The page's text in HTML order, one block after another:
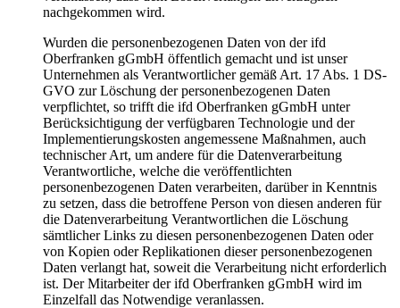
nachgekommen wird.
Wurden die personenbezogenen Daten von der ifd
Oberfranken gGmbH öffentlich gemacht und ist unser
Unternehmen als Verantwortlicher gemäß Art. 17 Abs. 1 DS-
GVO zur Löschung der personenbezogenen Daten
verpflichtet, so trifft die ifd Oberfranken gGmbH unter
Berücksichtigung der verfügbaren Technologie und der
Implementierungskosten angemessene Maßnahmen, auch
technischer Art, um andere für die Datenverarbeitung
Verantwortliche, welche die veröffentlichten
personenbezogenen Daten verarbeiten, darüber in Kenntnis
zu setzen, dass die betroffene Person von diesen anderen für
die Datenverarbeitung Verantwortlichen die Löschung
sämtlicher Links zu diesen personenbezogenen Daten oder
von Kopien oder Replikationen dieser personenbezogenen
Daten verlangt hat, soweit die Verarbeitung nicht erforderlich
ist. Der Mitarbeiter der ifd Oberfranken gGmbH wird im
Einzelfall das Notwendige veranlassen.